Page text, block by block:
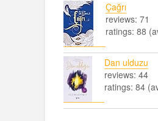
Çağrı
reviews: 71
ratings: 88
Dan ulduzu
reviews: 44
ratings: 84